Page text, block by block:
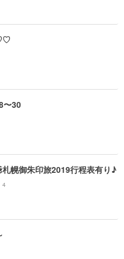
〜30
札幌御朱印旅2019行程表有り♪
4